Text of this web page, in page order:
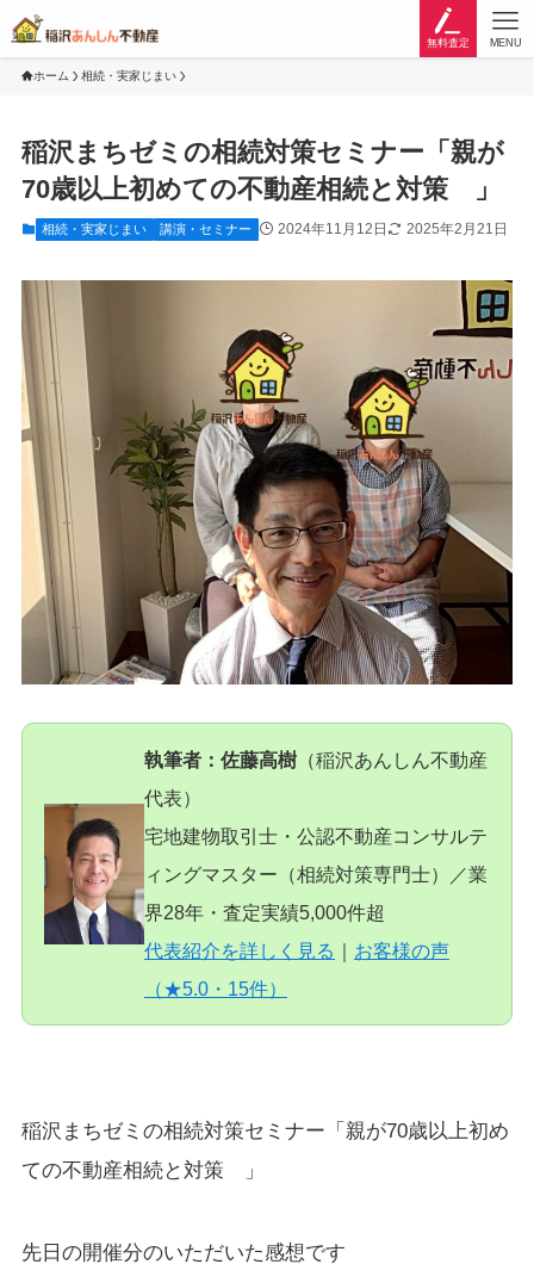
無料査定 MENU
ホーム 相続・実家じまい
稲沢まちゼミの相続対策セミナー「親が
70歳以上初めての不動産相続と対策 」
相続・実家じまい 講演・セミナー 2024年11月12日 2025年2月21日
執筆者：佐藤高樹（稲沢あんしん不動産
代表）
宅地建物取引士・公認不動産コンサルテ
ィングマスター（相続対策専門士）／業
界28年・査定実績5,000件超
代表紹介を詳しく見る ｜ お客様の声
（★5.0・15件）
稲沢まちゼミの相続対策セミナー「親が70歳以上初め
ての不動産相続と対策 」
先日の開催分のいただいた感想です